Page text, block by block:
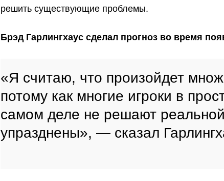
решить существующие проблемы.
Брэд Гарлингхаус сделал прогноз во время
«Я считаю, что произойдет
потому как многие игроки в
самом деле не решают
упразднены», — сказал